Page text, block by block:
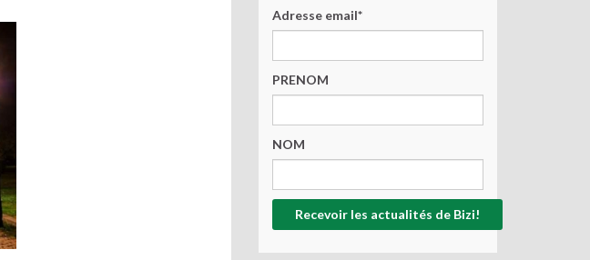
Adresse email*
PRENOM
NOM